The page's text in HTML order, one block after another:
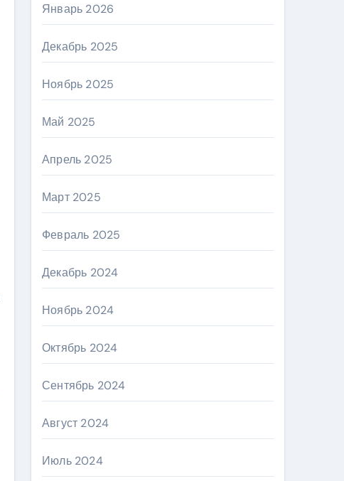
Январь 2026
Декабрь 2025
Ноябрь 2025
Май 2025
Апрель 2025
Март 2025
Февраль 2025
Декабрь 2024
Ноябрь 2024
Октябрь 2024
Сентябрь 2024
Август 2024
Июль 2024